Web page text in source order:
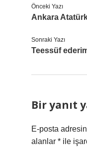
Önceki Yazı
Ankara
Sonraki Yazı
Teessüf
Bir yanıt
E-posta
alanlar * ile